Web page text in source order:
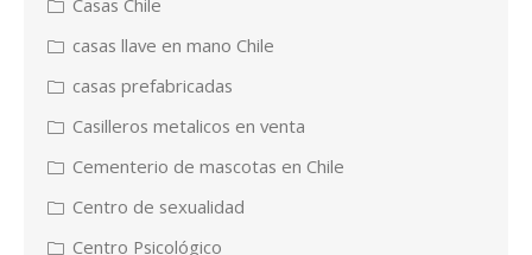
Casas Chile
casas llave en mano Chile
casas prefabricadas
Casilleros metalicos en venta
Cementerio de mascotas en Chile
Centro de sexualidad
Centro Psicológico